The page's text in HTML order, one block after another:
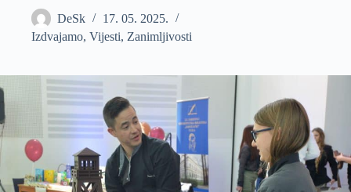
DeSk
17. 05. 2025.
Izdvajamo, Vijesti, Zanimljivosti